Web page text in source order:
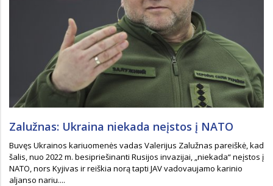
Zalužnas: Ukraina niekada neįstos į NATO
Buvęs Ukrainos kariuomenės vadas Valerijus Zalužnas pareiškė, kad
šalis, nuo 2022 m. besipriešinanti Rusijos invazijai, „niekada“ neįstos į
NATO, nors Kyjivas ir reiškia norą tapti JAV vadovaujamo karinio
aljanso nariu....